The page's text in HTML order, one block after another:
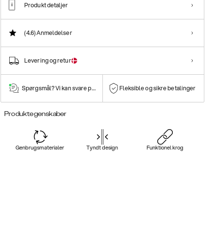
Produkt detaljer
(4.6)Anmeldelser
Levering og retur
Spørgsmål? Vi kan svare på dem! Fleksible og sikre betalinger
Produktegenskaber
Genbrugsmaterialer Tyndt design Funktionel krog